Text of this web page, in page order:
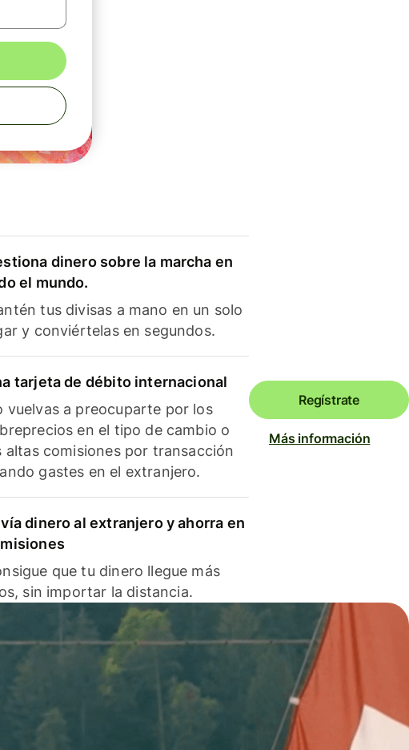
dinero sobre la marcha en
el mundo.
tus divisas a mano en un solo
y conviértelas en segundos.
tarjeta de débito internacional
vuelvas a preocuparte por los
en el tipo de cambio o
altas comisiones por transacción
gastes en el extranjero.
dinero al extranjero y ahorra en
que tu dinero llegue más
sin importar la distancia.
Regístrate
Más información